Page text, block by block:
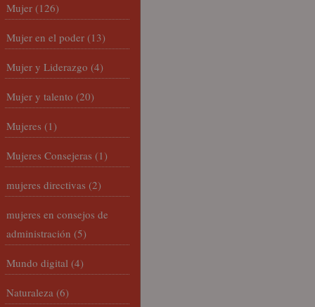
Mujer (126)
Mujer en el poder (13)
Mujer y Liderazgo (4)
Mujer y talento (20)
Mujeres (1)
Mujeres Consejeras (1)
mujeres directivas (2)
mujeres en consejos de
administración (5)
Mundo digital (4)
Naturaleza (6)